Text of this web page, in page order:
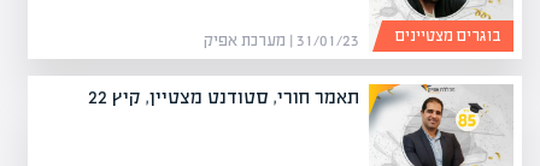
31/01/23 | מערכת אפיק בוגרים מצטיינים
תאמר חורי, סטודנט מצטיין, קיץ 22